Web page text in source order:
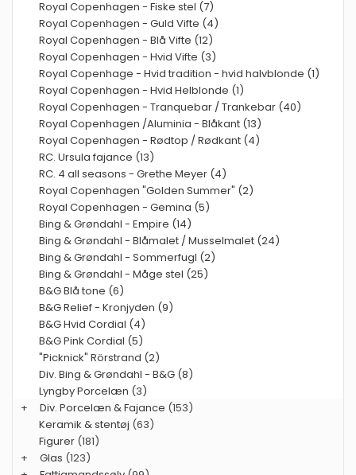
Royal Copenhagen - Fiske stel (7)
Royal Copenhagen - Guld Vifte (4)
Royal Copenhagen - Blå Vifte (12)
Royal Copenhagen - Hvid Vifte (3)
Royal Copenhage - Hvid tradition - hvid halvblonde (1)
Royal Copenhagen - Hvid Helblonde (1)
Royal Copenhagen - Tranquebar / Trankebar (40)
Royal Copenhagen /Aluminia - Blåkant (13)
Royal Copenhagen - Rødtop / Rødkant (4)
RC. Ursula fajance (13)
RC. 4 all seasons - Grethe Meyer (4)
Royal Copenhagen "Golden Summer" (2)
Royal Copenhagen - Gemina (5)
Bing & Grøndahl - Empire (14)
Bing & Grøndahl - Blåmalet / Musselmalet (24)
Bing & Grøndahl - Sommerfugl (2)
Bing & Grøndahl - Måge stel (25)
B&G Blå tone (6)
B&G Relief - Kronjyden (9)
B&G Hvid Cordial (4)
B&G Pink Cordial (5)
"Picknick" Rörstrand (2)
Div. Bing & Grøndahl - B&G (8)
Lyngby Porcelæn (3)
+
Div. Porcelæn & Fajance (153)
Keramik & stentøj (63)
Figurer (181)
+
Glas (123)